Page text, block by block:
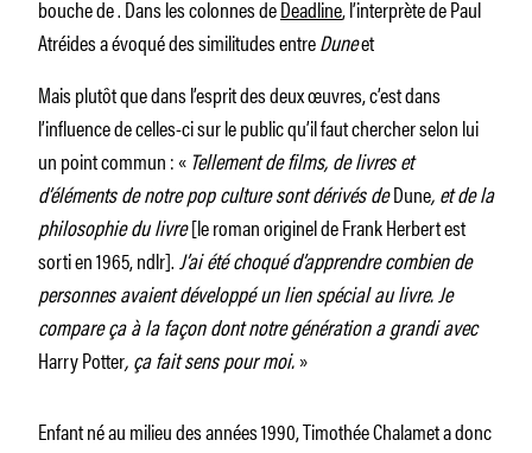
bouche de . Dans les colonnes deDeadline, l’interprète de Paul
Atréides a évoqué des similitudes entreDuneet
Mais plutôt que dans l’esprit des deux œuvres, c’est dans
l’influence de celles-ci sur le public qu’il faut chercher selon lui
un point commun : « Tellement de films, de livres et
d’éléments de notre pop culture sont dérivés deDune, et de la
philosophie du livre[le roman originel de Frank Herbert est
sorti en 1965, ndlr]. J’ai été choqué d’apprendre combien de
personnes avaient développé un lien spécial au livre. Je
compare ça à la façon dont notre génération a grandi avec
Harry Potter, ça fait sens pour moi.»
Enfant né au milieu des années 1990, Timothée Chalamet a donc